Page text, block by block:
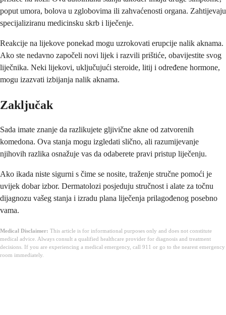
poput umora, bolova u zglobovima ili zahvaćenosti organa. Zahtijevaju
specijaliziranu medicinsku skrb i liječenje.
Reakcije na lijekove ponekad mogu uzrokovati erupcije nalik aknama.
Ako ste nedavno započeli novi lijek i razvili prištiće, obavijestite svog
liječnika. Neki lijekovi, uključujući steroide, litij i određene hormone,
mogu izazvati izbijanja nalik aknama.
Zaključak
Sada imate znanje da razlikujete gljivične akne od zatvorenih
komedona. Ova stanja mogu izgledati slično, ali razumijevanje
njihovih razlika osnažuje vas da odaberete pravi pristup liječenju.
Ako ikada niste sigurni s čime se nosite, traženje stručne pomoći je
uvijek dobar izbor. Dermatolozi posjeduju stručnost i alate za točnu
dijagnozu vašeg stanja i izradu plana liječenja prilagođenog posebno
vama.
Medical Disclaimer: This article is for informational purposes only and does not constitute
medical advice. Always consult a qualified healthcare provider for diagnosis and treatment
decisions. If you are experiencing a medical emergency, call 911 or go to the nearest emergency
room immediately.